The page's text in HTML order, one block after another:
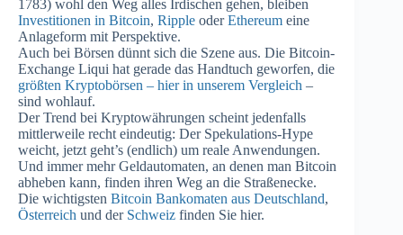
1783) wohl den Weg alles Irdischen gehen, bleiben
Investitionen in Bitcoin, Ripple oderEthereum eine
Anlageform mit Perspektive.
Auch bei Börsen dünnt sich die Szene aus. Die Bitcoin-
Exchange Liqui hat gerade das Handtuch geworfen, die
größten Kryptobörsen – hier in unserem Vergleich –
sind wohlauf.
Der Trend bei Kryptowährungen scheint jedenfalls
mittlerweile recht eindeutig: Der Spekulations-Hype
weicht, jetzt geht’s (endlich) um reale Anwendungen.
Und immer mehr Geldautomaten, an denen man Bitcoin
abheben kann, finden ihren Weg an die Straßenecke.
Die wichtigsten Bitcoin Bankomaten aus Deutschland,
Österreich und der Schweiz finden Sie hier.